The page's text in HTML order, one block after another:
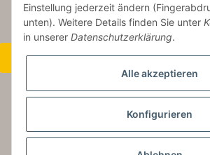
Widerrufsbutton
* Alle Preise inkl. gesetzlicher USt., zzgl.Versand
Einstellung jederzeit ändern
unten). Weitere Details finden Sie unter
in unserer Datenschutzerklärung.
Alle akzeptieren
Konfigurieren